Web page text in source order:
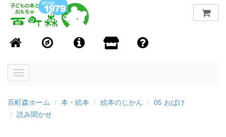
Toggle
百町森ホーム 本・絵本 絵本のじかん
05 おばけ
読み聞かせ